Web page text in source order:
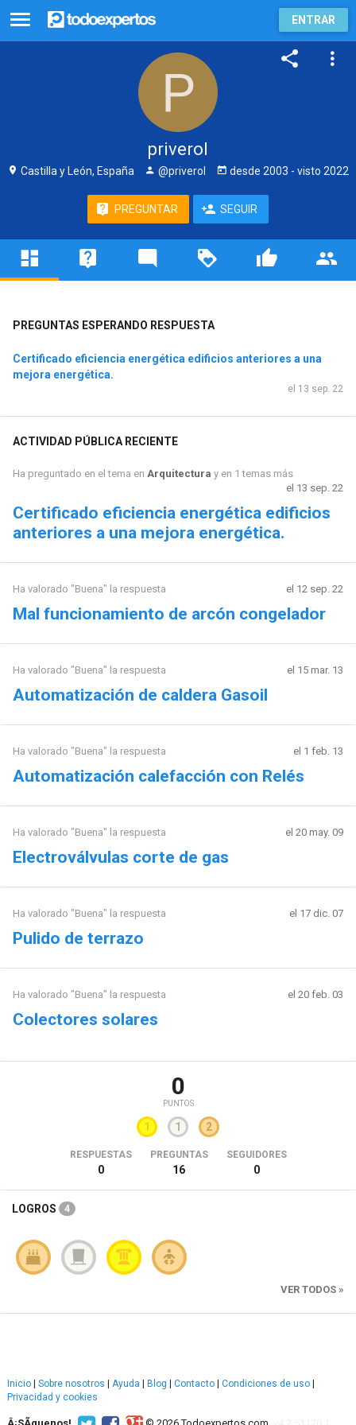
ENTRAR
priverol
Castilla y León, España @priverol desde 2003 - visto 2022
PREGUNTAR SEGUIR
PREGUNTAS ESPERANDO RESPUESTA
Certificado eficiencia energética edificios anteriores a una
mejora energética.
el 13 sep. 22
ACTIVIDAD PÚBLICA RECIENTE
Ha preguntado en el tema en Arquitectura y en 1 temas más
el 13 sep. 22
Certificado eficiencia energética edificios
anteriores a una mejora energética.
Ha valorado "Buena" la respuesta el 12 sep. 22
Mal funcionamiento de arcón congelador
Ha valorado "Buena" la respuesta el 15 mar. 13
Automatización de caldera Gasoil
Ha valorado "Buena" la respuesta el 1 feb. 13
Automatización calefacción con Relés
Ha valorado "Buena" la respuesta el 20 may. 09
Electroválvulas corte de gas
Ha valorado "Buena" la respuesta el 17 dic. 07
Pulido de terrazo
Ha valorado "Buena" la respuesta el 20 feb. 03
Colectores solares
0
PUNTOS
1 1 2
RESPUESTAS
0
PREGUNTAS
16
SEGUIDORES
0
LOGROS 4
VER TODOS »
Inicio Sobre nosotros Ayuda Blog Contacto Condiciones de uso
Privacidad y cookies